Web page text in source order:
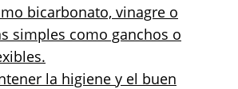
bicarbonato, vinagre o
simples como ganchos o
la higiene y el buen